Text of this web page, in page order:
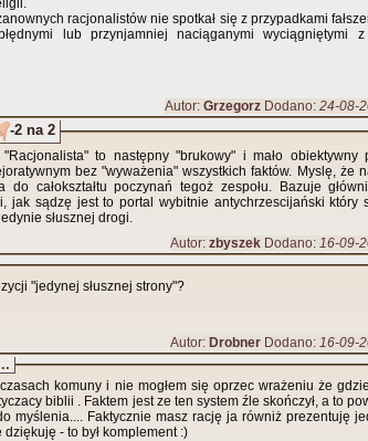
racjonalistów nie spotkał się z przypadkami
lub przynjamniej naciąganymi wyciągniętymi
Autor: Grzegorz Dodano: 24-08-
-2 na 2
to następny "brukowy" i mało obiektywny
bez "wyważenia" wszystkich faktów. Myslę, że
całokształtu poczynań tegoż zespołu. Bazuje
jak sądzę jest to portal wybitnie antychrzescijański który
słusznej drogi.
Autor: zbyszek Dodano: 16-09-
"jedynej słusznej strony"?
Autor: Drobner Dodano: 16-09-
komuny i nie mogłem się oprzec wrażeniu że
biblii . Faktem jest ze ten system źle skończył, a to
myślenia.... Faktycznie masz rację ja równiż prezentuję
słuszną stronę tzn stronę Biblii. Ale dziękuję - to był komplement :)